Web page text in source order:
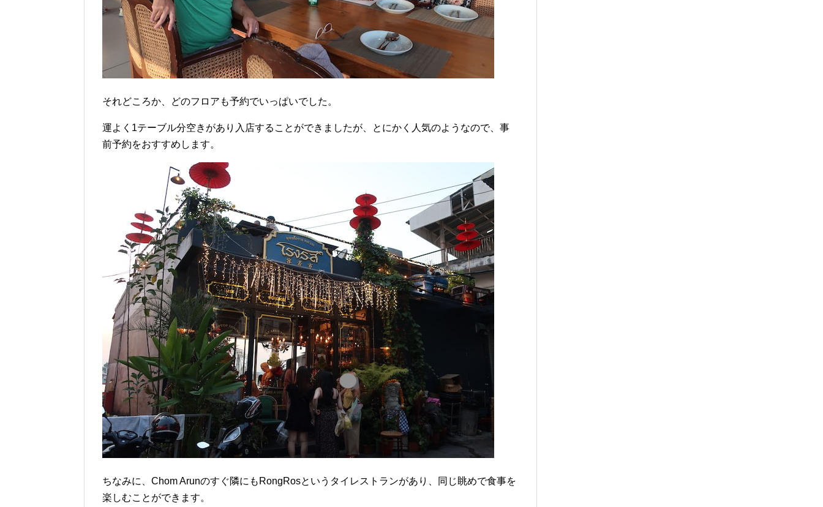
それどころか、どのフロアも予約でいっぱいでした。
運よく1テーブル分空きがあり入店することができましたが、とにかく人気のようなので、事
前予約をおすすめします。
ちなみに、Chom Arunのすぐ隣にもRongRosというタイレストランがあり、同じ眺めで食事を
楽しむことができます。